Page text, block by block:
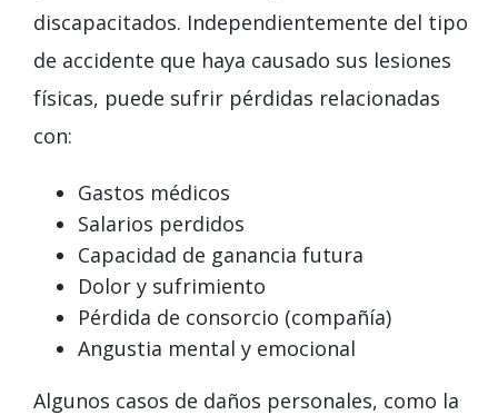
discapacitados. Independientemente del tipo
de accidente que haya causado sus lesiones
físicas, puede sufrir pérdidas relacionadas
con:
Gastos médicos
Salarios perdidos
Capacidad de ganancia futura
Dolor y sufrimiento
Pérdida de consorcio (compañía)
Angustia mental y emocional
Algunos casos de daños personales, como la